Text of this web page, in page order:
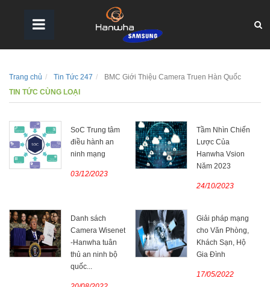
Trang chủ Tin Tức 247
BMC Giới Thiệu Camera Truen Hàn Quốc
TIN TỨC CÙNG LOẠI
SoC Trung tâm
điều hành an
ninh mạng
03/12/2023
Tầm Nhìn Chiến
Lược Của
Hanwha Vsion
Năm 2023
24/10/2023
Danh sách
Camera Wisenet
-Hanwha tuân
thủ an ninh bộ
quốc...
Giải pháp mạng
cho Văn Phòng,
Khách Sạn, Hộ
Gia Đình
17/05/2022